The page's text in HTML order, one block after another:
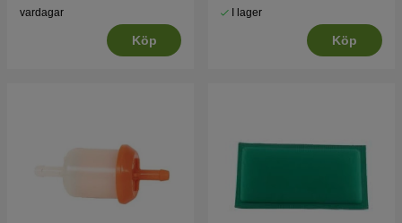
vardagar
Köp
I lager
Köp